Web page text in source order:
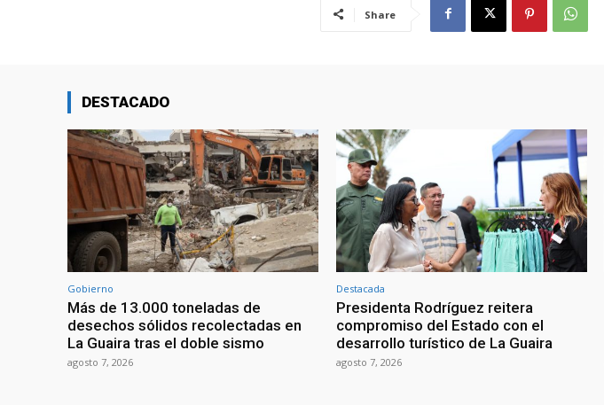
Share
DESTACADO
Gobierno
Más de 13.000 toneladas de
desechos sólidos recolectadas en
La Guaira tras el doble sismo
agosto 7, 2026
Destacada
Presidenta Rodríguez reitera
compromiso del Estado con el
desarrollo turístico de La Guaira
agosto 7, 2026